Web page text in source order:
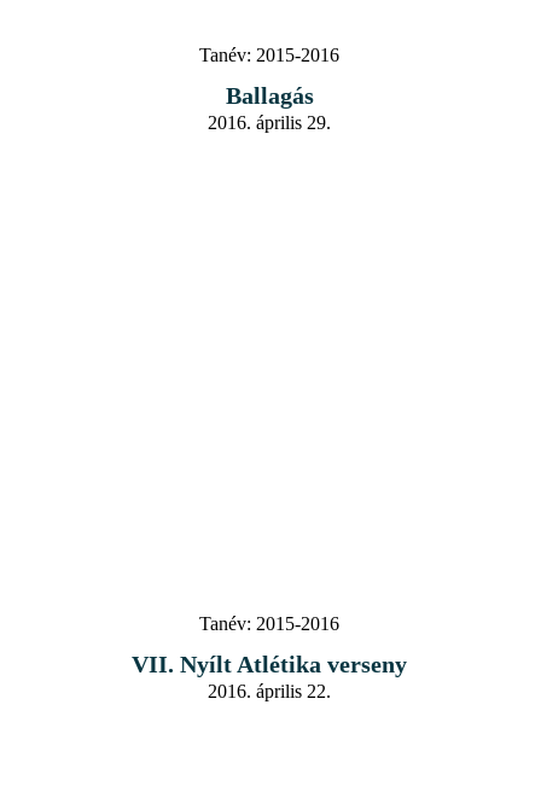
Tanév: 2015-2016
Ballagás
2016. április 29.
Tanév: 2015-2016
VII. Nyílt Atlétika verseny
2016. április 22.